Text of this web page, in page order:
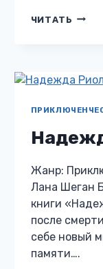
ЧИТАТЬ
Жанр:
Лана Шеган
книги
после
себе новый
памяти….